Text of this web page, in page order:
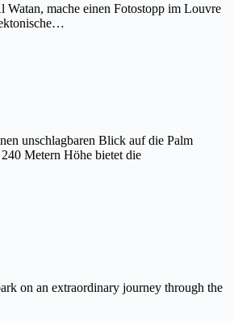
mache einen Fotostopp im Louvre
unschlagbaren Blick auf die Palm
Metern Höhe bietet die
on an extraordinary journey through the